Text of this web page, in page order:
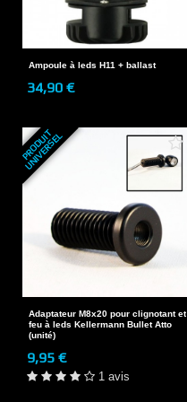
Ampoule à leds H11 + ballast
34,90 €
P
R
O
D
U
I
T
U
N
I
V
E
R
S
E
L
Adaptateur M8x20 pour clignotant et
feu à leds Kellermann Bullet Atto
(unité)
9,95 €
1 avis